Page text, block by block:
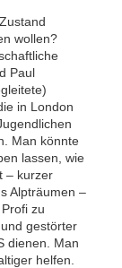
wollen?
Paul
in London
Man könnte
lassen, wie
– kurzer
Alpträumen –
zu
gestörter
dienen. Man
helfen.